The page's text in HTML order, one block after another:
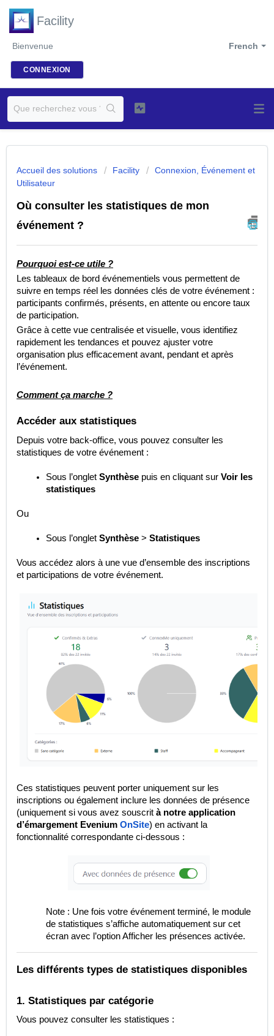
Facility
French
Bienvenue
CONNEXION
Accueil des solutions Facility
Connexion, Événement et
Utilisateur
Où consulter les statistiques de mon
événement ?
Pourquoi est-ce utile ?
Les tableaux de bord événementiels vous permettent de
suivre en temps réel les données clés de votre événement :
participants confirmés, présents, en attente ou encore taux
de participation.
Grâce à cette vue centralisée et visuelle, vous identifiez
rapidement les tendances et pouvez ajuster votre
organisation plus efficacement avant, pendant et après
l’événement.
Comment ça marche ?
Accéder aux statistiques
Depuis votre back-office, vous pouvez consulter les
statistiques de votre événement :
Sous l’onglet Synthèse puis en cliquant sur Voir les
statistiques
Ou
Sous l’onglet Synthèse > Statistiques
Vous accédez alors à une vue d’ensemble des inscriptions
et participations de votre événement.
Ces statistiques peuvent porter uniquement sur les
inscriptions ou également inclure les données de présence
(uniquement si vous avez souscrit à notre application
d’émargement Evenium OnSite) en activant la
fonctionnalité correspondante ci-dessous :
Note : Une fois votre événement terminé, le module
de statistiques s’affiche automatiquement sur cet
écran avec l’option Afficher les présences activée.
Les différents types de statistiques disponibles
1. Statistiques par catégorie
Vous pouvez consulter les statistiques :